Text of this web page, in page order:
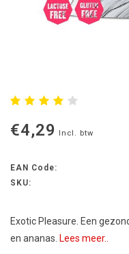
€4,29 Incl. btw
EAN Code:
SKU:
Exotic Pleasure. Een
en ananas. Lees meer..